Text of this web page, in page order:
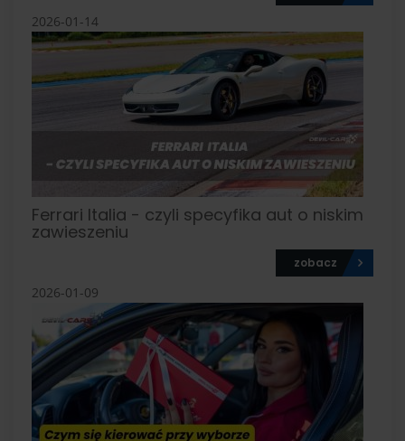
2026-01-14
Ferrari Italia - czyli specyfika aut o niskim
zawieszeniu
zobacz
2026-01-09